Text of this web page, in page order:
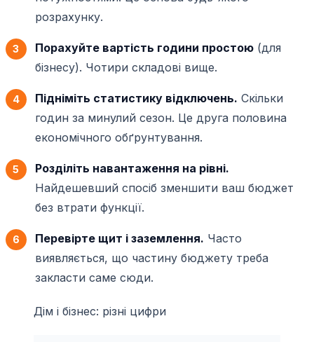
розрахунку.
Порахуйте вартість години простою(для
бізнесу). Чотири складові вище.
Підніміть статистику відключень. Скільки
годин за минулий сезон. Це друга половина
економічного обґрунтування.
Розділіть навантаження на рівні.
Найдешевший спосіб зменшити ваш бюджет
без втрати функції.
Перевірте щит і заземлення. Часто
виявляється, що частину бюджету треба
закласти саме сюди.
Дім і бізнес: різні цифри